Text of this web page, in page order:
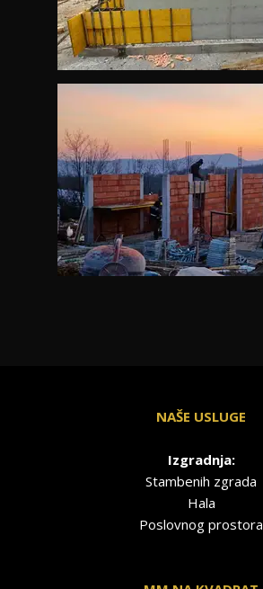
NAŠE USLUGE
Izgradnja:
Stambenih zgrada
Hala
Poslovnog prostora